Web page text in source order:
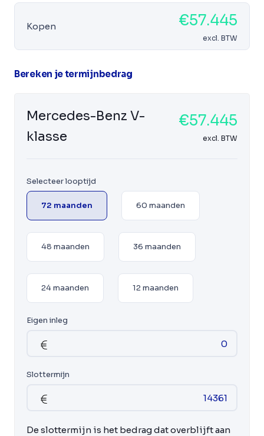
Kopen €57.445
excl. BTW
Bereken je termijnbedrag
Mercedes-Benz V-
klasse
€57.445
excl. BTW
Selecteer looptijd
72 maanden 60 maanden
48 maanden 36 maanden
24 maanden 12 maanden
Eigen inleg
Slottermijn
De slottermijn is het bedrag dat overblijft aan